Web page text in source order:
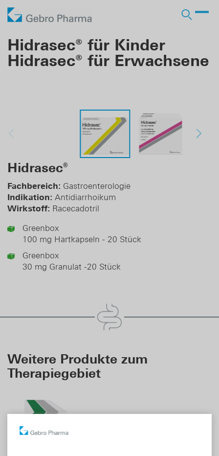
Wer wir sind
Geschichte
Produkte Arzneimittel RX
Vertrieb
Pharma Services
Business Development
Licensing-in
Arbeiten bei Gebro
Login Ärzte
Login Apotheken
Hidrasec® für Kinder
Hidrasec® für Erwachsene
Hidrasec®
Fachbereich: Gastroenterologie
Indikation: Antidiarrhoikum
Wirkstoff: Racecadotril
Greenbox
100 mg Hartkapseln - 20 Stück
Greenbox
30 mg Granulat -20 Stück
Weitere Produkte zum
Therapiegebiet